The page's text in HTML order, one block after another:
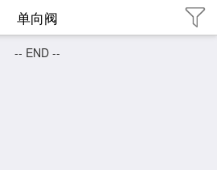
单向阀
-- END --